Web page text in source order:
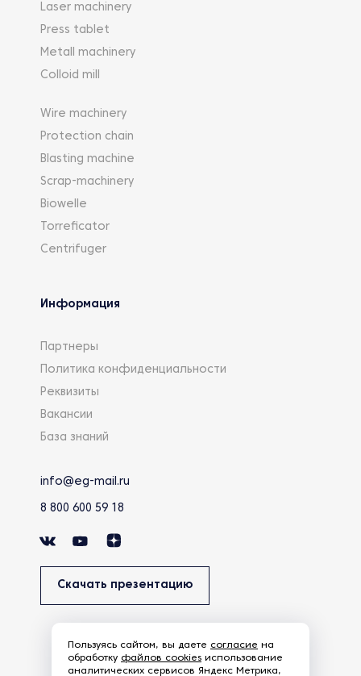
Laser machinery
Press tablet
Metall machinery
Colloid mill
Wire machinery
Protection chain
Blasting machine
Scrap-machinery
Biowelle
Torreficator
Centrifuger
Информация
Партнеры
Политика конфиденциальности
Реквизиты
Вакансии
База знаний
info@eg-mail.ru
8 800 600 59 18
Скачать презентацию
Пользуясь сайтом, вы даете согласие на
обработку файлов cookies использование
аналитических сервисов Яндекс Метрика,